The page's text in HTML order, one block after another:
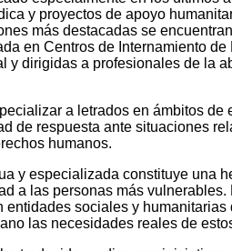
y proyectos de apoyo
más destacadas se
en Centros de Internamiento de
y dirigidas a profesionales de la
a letrados en ámbitos de
de respuesta ante situaciones
humanos.
y especializada constituye una
a las personas más vulnerables.
sociales y humanitarias
las necesidades reales de